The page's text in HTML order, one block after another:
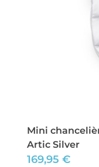
Mini
Artic Silver
169,95 €